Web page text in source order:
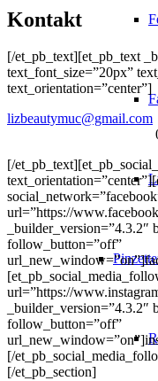
Kontakt
[/et_pb_text][et_pb_text
text_font_size=”20px”
text_orientation=”center”]
lizbeautymuc@gmail.com
[/
url=”https://
follow_button=”off”
url=”https://
follow_button=”off”
[/
[/et_pb_section]